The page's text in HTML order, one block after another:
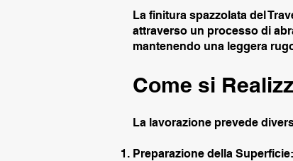
La finitura spazzolata del
attraverso un processo di
mantenendo una leggera
Come si
La lavorazione prevede
Preparazione della Superficie: